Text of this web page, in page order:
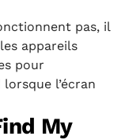
pas, il
appareils
pour
l’écran
My